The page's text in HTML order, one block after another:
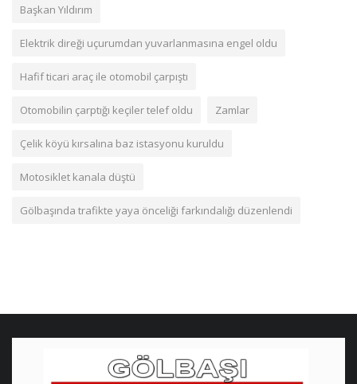
Başkan Yıldırım
Elektrik direği uçurumdan yuvarlanmasına engel oldu
Hafif ticari araç ile otomobil çarpıştı
Otomobilin çarptığı keçiler telef oldu Zamlar
Çelik köyü kırsalına baz istasyonu kuruldu
Motosiklet kanala düştü
Gölbaşında trafikte yaya önceliği farkındalığı düzenlendi